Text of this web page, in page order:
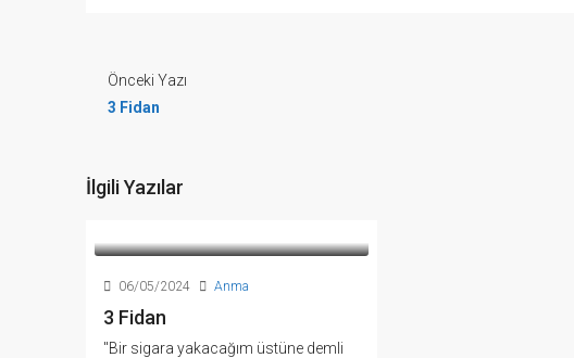
Önceki Yazı
3 Fidan
İlgili Yazılar
06/05/2024 Anma
3 Fidan
"Bir sigara yakacağım üstüne demli